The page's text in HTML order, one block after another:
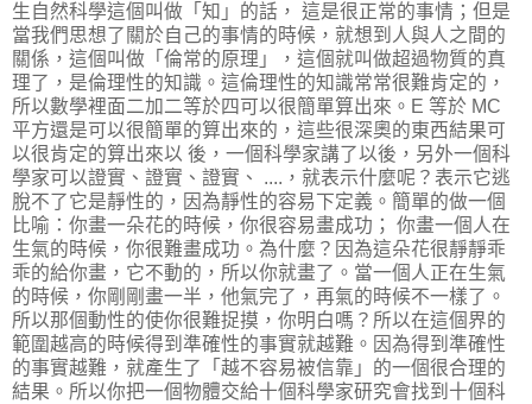
生自然科學這個叫做「知」的話， 這是很正常的事情；但是
當我們思想了關於自己的事情的時候，就想到人與人之間的
關係，這個叫做「倫常的原理」，這個就叫做超過物質的真
理了，是倫理性的知識。這倫理性的知識常常很難肯定的，
所以數學裡面二加二等於四可以很簡單算出來。E 等於 MC
平方還是可以很簡單的算出來的，這些很深奧的東西結果可
以很肯定的算出來以 後，一個科學家講了以後，另外一個科
學家可以證實、證實、證實、 ....，就表示什麼呢？表示它逃
脫不了它是靜性的，因為靜性的容易下定義。簡單的做一個
比喻：你畫一朵花的時候，你很容易畫成功； 你畫一個人在
生氣的時候，你很難畫成功。為什麼？因為這朵花很靜靜乖
乖的給你畫，它不動的，所以你就畫了。當一個人正在生氣
的時候，你剛剛畫一半，他氣完了，再氣的時候不一樣了。
所以那個動性的使你很難捉摸，你明白嗎？所以在這個界的
範圍越高的時候得到準確性的事實就越難。因為得到準確性
的事實越難，就產生了「越不容易被信靠」的一個很合理的
結果。所以你把一個物體交給十個科學家研究會找到十個科